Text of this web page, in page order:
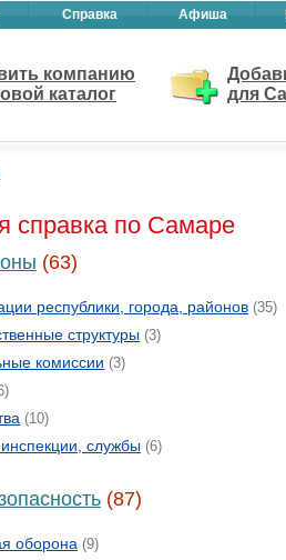
Справка Афиша
компанию
каталог
для
справка по Самаре
(63)
республики, города, районов (35)
структуры (3)
комиссии (3)
(10)
службы (6)
(87)
оборона (9)